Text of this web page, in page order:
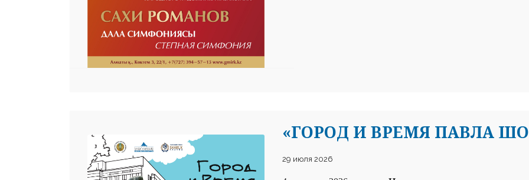
«ГОРОД И ВРЕМЯ ПАВЛА
29 июля 2026